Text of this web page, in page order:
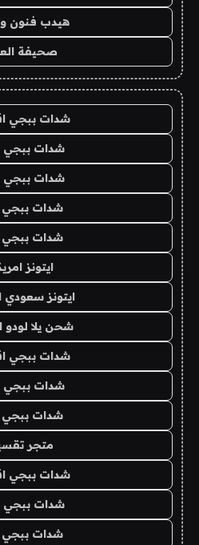
هيدب فنون
صحيفة
شدات ببجي
شدات ببجي
شدات ببجي
شدات ببجي
شدات ببجي
ايتونز
ايتونز
شحن يلا
شدات ببجي
شدات ببجي
شدات ببجي
متجر
شدات ببجي
شدات ببجي
شدات ببجي